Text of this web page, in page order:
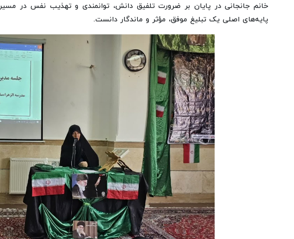
خانم جانجانی در پایان بر ضرورت تلفیق دانش، توانمندی و تهذیب نفس در
پایه‌های اصلی یک تبلیغ موفق، مؤثر و ماندگار دانست.